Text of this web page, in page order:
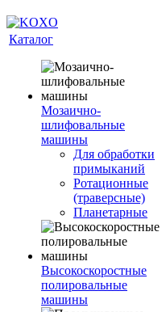
Каталог
Мозаично-
шлифовальные
машины
Для обработки
примыканий
Ротационные
(траверсные)
Планетарные
Высокоскоростные
полировальные
машины